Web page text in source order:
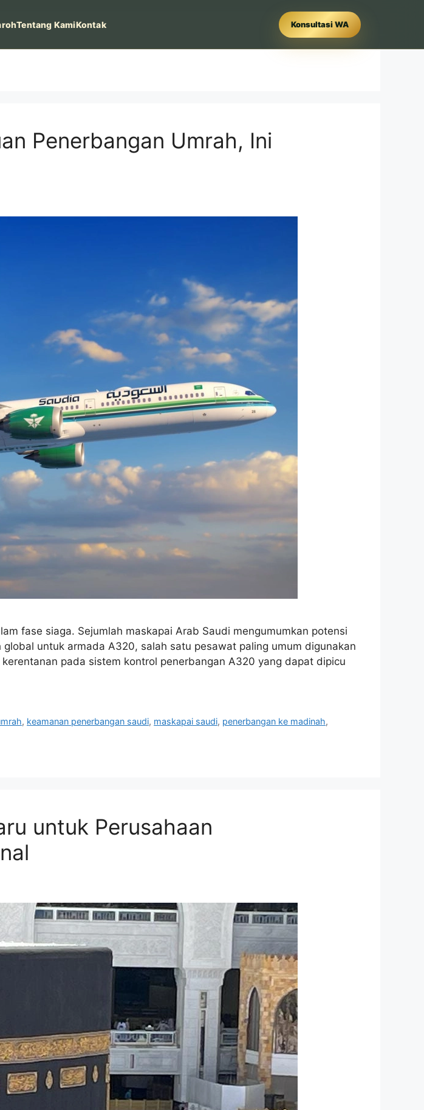
Tentang KamiKontak Konsultasi WA
Penerbangan Umrah, Ini
fase siaga. Sejumlah maskapai Arab Saudi mengumumkan potensi
untuk armada A320, salah satu pesawat paling umum digunakan
pada sistem kontrol penerbangan A320 yang dapat dipicu
, keamanan penerbangan saudi, maskapai saudi, penerbangan ke madinah,
untuk Perusahaan